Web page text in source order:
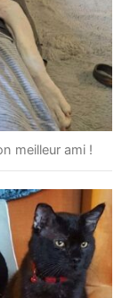
meilleur ami !